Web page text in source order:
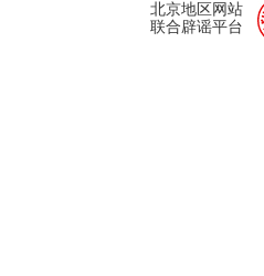
北京地区网站
联合辟谣平台